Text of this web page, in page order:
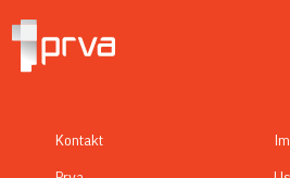
Kontakt